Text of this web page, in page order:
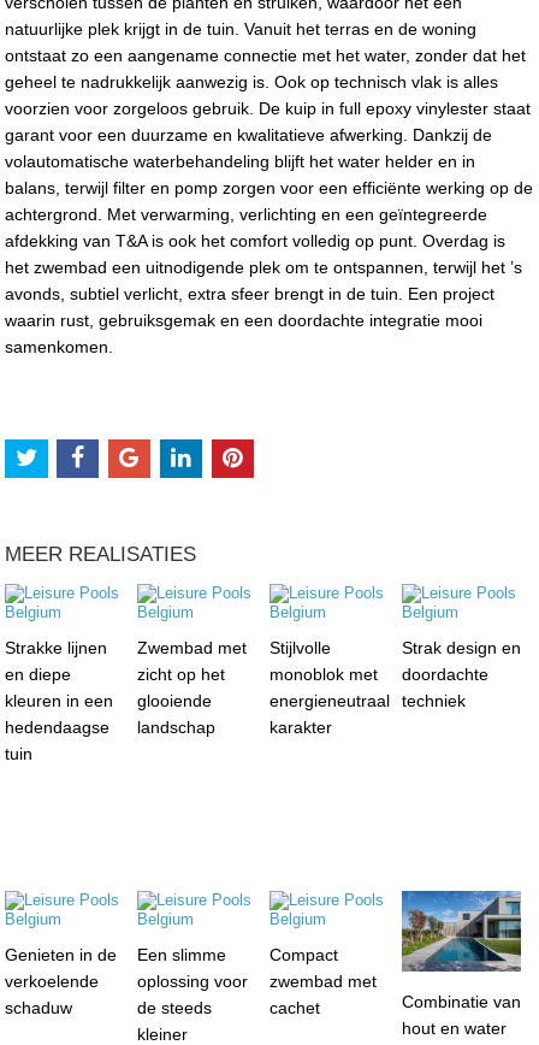
natuurlijke plek krijgt in de tuin. Vanuit het terras en de woning
ontstaat zo een aangename connectie met het water, zonder dat het
geheel te nadrukkelijk aanwezig is. Ook op technisch vlak is alles
voorzien voor zorgeloos gebruik. De kuip in full epoxy vinylester staat
garant voor een duurzame en kwalitatieve afwerking. Dankzij de
volautomatische waterbehandeling blijft het water helder en in
balans, terwijl filter en pomp zorgen voor een efficiënte werking op de
achtergrond. Met verwarming, verlichting en een geïntegreerde
afdekking van T&A is ook het comfort volledig op punt. Overdag is
het zwembad een uitnodigende plek om te ontspannen, terwijl het ’s
avonds, subtiel verlicht, extra sfeer brengt in de tuin. Een project
waarin rust, gebruiksgemak en een doordachte integratie mooi
samenkomen.
MEER REALISATIES
Strakke lijnen
en diepe
kleuren in een
hedendaagse
tuin
Zwembad met
zicht op het
glooiende
landschap
Stijlvolle
monoblok met
energieneutraal
karakter
Strak design en
doordachte
techniek
Genieten in de
verkoelende
schaduw
Een slimme
oplossing voor
de steeds
kleiner
Compact
zwembad met
cachet
Combinatie van
hout en water